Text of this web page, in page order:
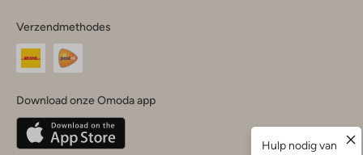
je
land
Nederland
Belgique(Français)
Deutschland
Verzendmethodes
Download onze Omoda app